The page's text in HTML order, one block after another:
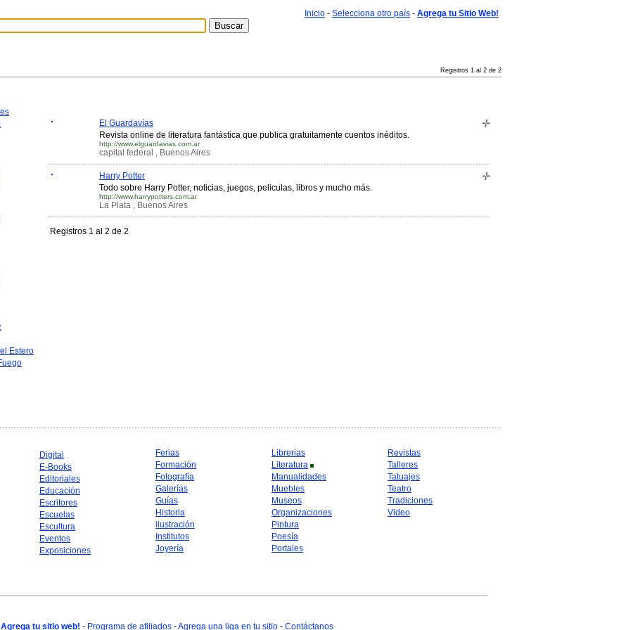
Inicio - Selecciona otro país - Agrega tu Sitio Web!
Registros 1 al 2 de 2
Estero
El Guardavías
Revista online de literatura fantástica que publica gratuitamente cuentos inéditos.
http://www.elguardavias.com.ar
capital federal , Buenos Aires
Harry Potter
Todo sobre Harry Potter, noticias, juegos, peliculas, libros y mucho más.
http://www.harrypotters.com.ar
La Plata , Buenos Aires
Registros 1 al 2 de 2
Digital
E-Books
Editoriales
Educación
Escritores
Escuelas
Escultura
Eventos
Exposiciones
Ferias
Formación
Fotografía
Galerías
Guías
Historia
ilustración
Institutos
Joyería
Librerias
Literatura
Manualidades
Muebles
Museos
Organizaciones
Pintura
Poesía
Portales
Revistas
Talleres
Tatuajes
Teatro
Tradiciones
Video
Agrega tu sitio web! - Programa de afiliados -Agrega una liga en tu sitio - Contáctanos